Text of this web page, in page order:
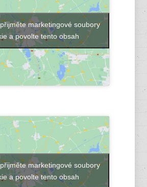
marketingové soubory
a povolte tento obsah
marketingové soubory
a povolte tento obsah